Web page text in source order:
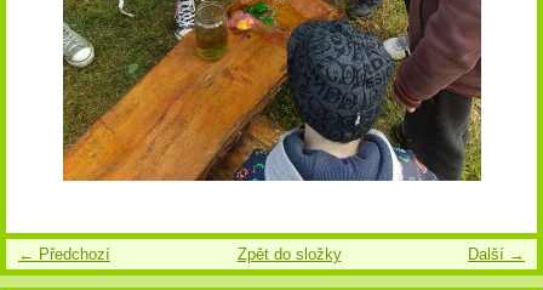
← Předchozí Další →
Zpět do složky